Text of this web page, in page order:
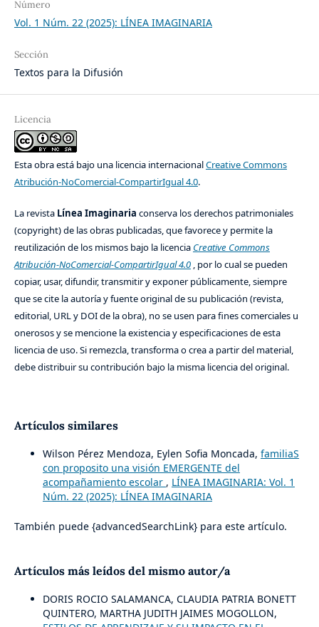
Número
Vol. 1 Núm. 22 (2025): LÍNEA IMAGINARIA
Sección
Textos para la Difusión
Licencia
Esta obra está bajo una licencia internacionalCreative Commons
Atribución-NoComercial-CompartirIgual 4.0.
La revista Línea Imaginaria conserva los derechos patrimoniales
(copyright) de las obras publicadas, que favorece y permite la
reutilización de los mismos bajo la licencia Creative Commons
Atribución-NoComercial-CompartirIgual 4.0, por lo cual se pueden
copiar, usar, difundir, transmitir y exponer públicamente, siempre
que se cite la autoría y fuente original de su publicación (revista,
editorial, URL y DOI de la obra), no se usen para fines comerciales u
onerosos y se mencione la existencia y especificaciones de esta
licencia de uso. Si remezcla, transforma o crea a partir del material,
debe distribuir su contribución bajo la misma licencia del original.
Artículos similares
Wilson Pérez Mendoza, Eylen Sofia Moncada, familiaS
con proposito una visión EMERGENTE del
acompañamiento escolar , LÍNEA IMAGINARIA: Vol. 1
Núm. 22 (2025): LÍNEA IMAGINARIA
También puede {advancedSearchLink} para este artículo.
Artículos más leídos del mismo autor/a
DORIS ROCIO SALAMANCA, CLAUDIA PATRIA BONETT
QUINTERO, MARTHA JUDITH JAIMES MOGOLLON,